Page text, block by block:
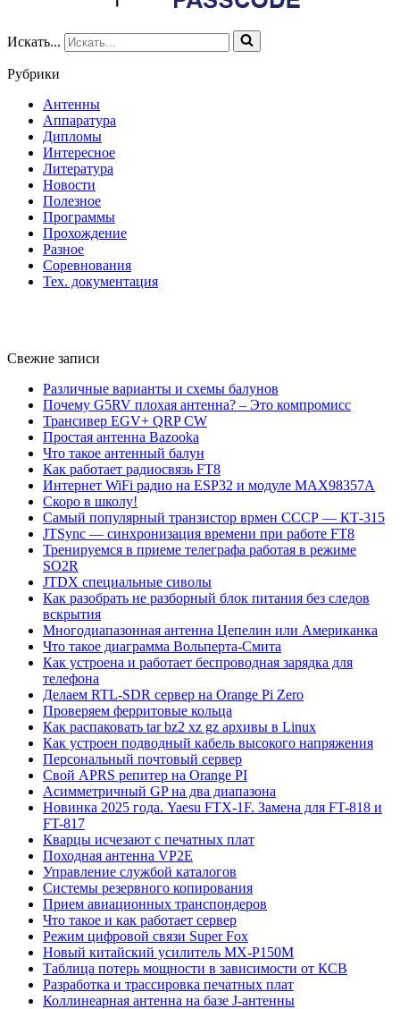
Искать...
Рубрики
Антенны
Аппаратура
Дипломы
Интересное
Литература
Новости
Полезное
Программы
Прохождение
Разное
Соревнования
Тех. документация
Свежие записи
Различные варианты и схемы балунов
Почему G5RV плохая антенна? – Это компромисс
Трансивер EGV+ QRP CW
Простая антенна Bazooka
Что такое антенный балун
Как работает радиосвязь FT8
Интернет WiFi радио на ESP32 и модуле MAX98357A
Скоро в школу!
Самый популярный транзистор врмен СССР — КТ-315
JTSync — синхронизация времени при работе FT8
Тренируемся в приеме телеграфа работая в режиме
SO2R
JTDX специальные сиволы
Как разобрать не разборный блок питания без следов
вскрытия
Многодиапазонная антенна Цепелин или Американка
Что такое диаграмма Вольперта-Смита
Как устроена и работает беспроводная зарядка для
телефона
Делаем RTL-SDR сервер на Orange Pi Zero
Проверяем ферритовые кольца
Как распаковать tar bz2 xz gz архивы в Linux
Как устроен подводный кабель высокого напряжения
Персональный почтовый сервер
Свой APRS репитер на Orange PI
Асимметричный GP на два диапазона
Новинка 2025 года. Yaesu FTX-1F. Замена для FT-818 и
FT-817
Кварцы исчезают с печатных плат
Походная антенна VP2E
Управление службой каталогов
Системы резервного копирования
Прием авиационных транспондеров
Что такое и как работает сервер
Режим цифровой связи Super Fox
Новый китайский усилитель MX-P150M
Таблица потерь мощности в зависимости от КСВ
Разработка и трассировка печатных плат
Коллинеарная антенна на базе J-антенны